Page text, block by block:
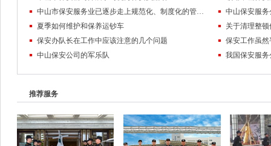
中山市保安服务业已逐步走上规范化、制度化的管理轨道
中山保安服
夏季如何维护和保养运钞车
关于清理整
保安办队长在工作中应该注意的几个问题
中山保安公司的军乐队
推荐服务